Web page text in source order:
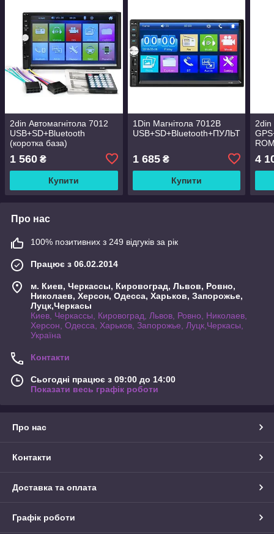
2din Автомагнітола 7012
USB+SD+Bluetooth
(коротка база)
1 560 ₴
Купити
1Din Магнітола 7012B
USB+SD+Bluetooth+ПУЛЬТ
1 685₴
Купити
2din
4
Про нас
100% позитивних з 249 відгуків за рік
Працює з 06.02.2014
м. Киев, Черкассы, Кировоград, Львов, Ровно,
Николаев, Херсон, Одесса, Харьков, Запорожье,
Луцк,Черкасы
Киев, Черкассы, Кировоград, Львов, Ровно, Николаев,
Херсон, Одесса, Харьков, Запорожье, Луцк,Черкасы,
Україна
Контакти
Сьогодні працює з 09:00 до 14:00
Показати весь графік роботи
Про нас
Контакти
Доставка та оплата
Графік роботи